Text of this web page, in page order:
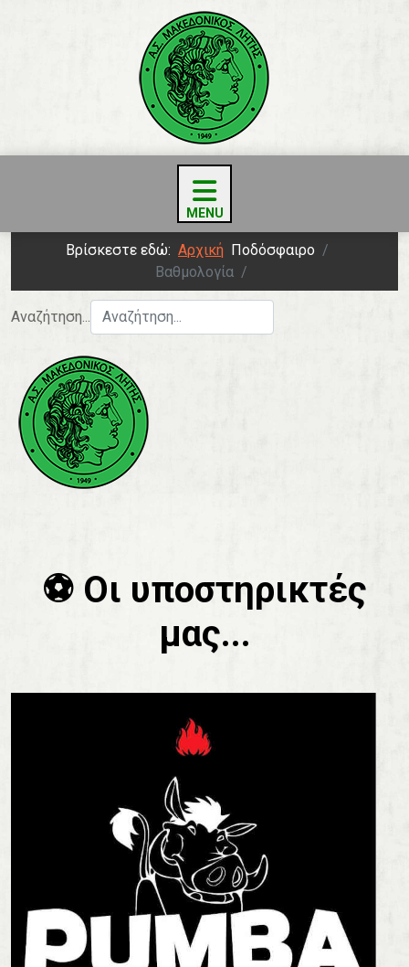
Βρίσκεστε εδώ: Αρχική Ποδόσφαιρο
Βαθμολογία
Αναζήτηση...
⚽️ Οι υποστηρικτές
μας...